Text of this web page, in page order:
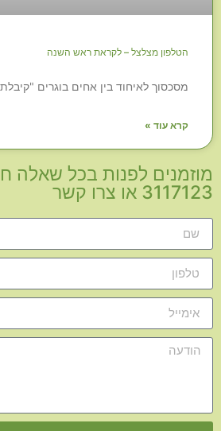
הטלפון מצלצל – לקראת ראש השנה
מסכסוך לאיחוד בין אחים בוגרים "קיבלתי
קרא עוד »
3117123 או צרו קשר